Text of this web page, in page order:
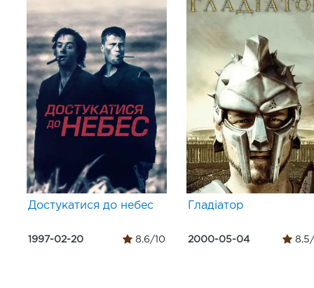
Достукатися до небес
1997-02-20 8.6/10
Гладіатор
2000-05-04 8.5/